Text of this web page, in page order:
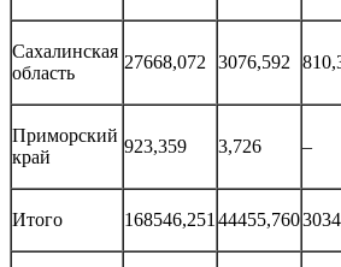
Сахалинская
область
27668,072 3076,592
Приморский
край
923,359 3,726 –
Итого 168546,251 44455,760